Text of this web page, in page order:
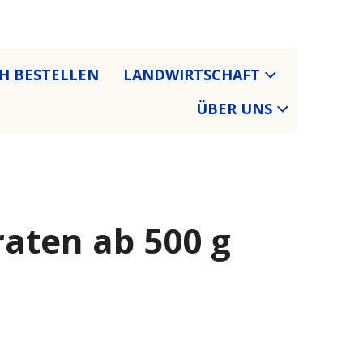
BESTELLEN
LANDWIRTSCHAFT
ÜBER UNS
ab 500 g